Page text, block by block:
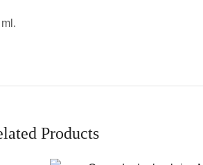
Products